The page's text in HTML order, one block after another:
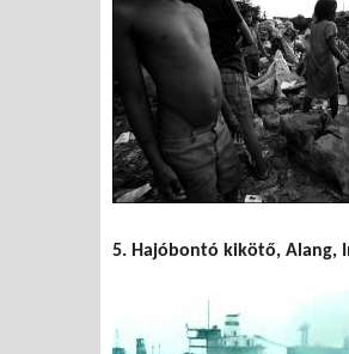
5. Hajóbontó kikötő, Alang,